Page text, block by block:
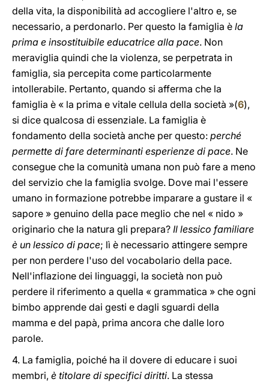
della vita, la disponibilità ad accogliere l'altro e, se
necessario, a perdonarlo. Per questo la famiglia è la
prima e insostituibile educatrice alla pace. Non
meraviglia quindi che la violenza, se perpetrata in
famiglia, sia percepita come particolarmente
intollerabile. Pertanto, quando si afferma che la
famiglia è « la prima e vitale cellula della società »(6),
si dice qualcosa di essenziale. La famiglia è
fondamento della società anche per questo: perché
permette di fare determinanti esperienze di pace. Ne
consegue che la comunità umana non può fare a meno
del servizio che la famiglia svolge. Dove mai l'essere
umano in formazione potrebbe imparare a gustare il «
sapore » genuino della pace meglio che nel « nido »
originario che la natura gli prepara? Il lessico familiare
è un lessico di pace; lì è necessario attingere sempre
per non perdere l'uso del vocabolario della pace.
Nell'inflazione dei linguaggi, la società non può
perdere il riferimento a quella « grammatica » che ogni
bimbo apprende dai gesti e dagli sguardi della
mamma e del papà, prima ancora che dalle loro
parole.
4. La famiglia, poiché ha il dovere di educare i suoi
membri, è titolare di specifici diritti. La stessa